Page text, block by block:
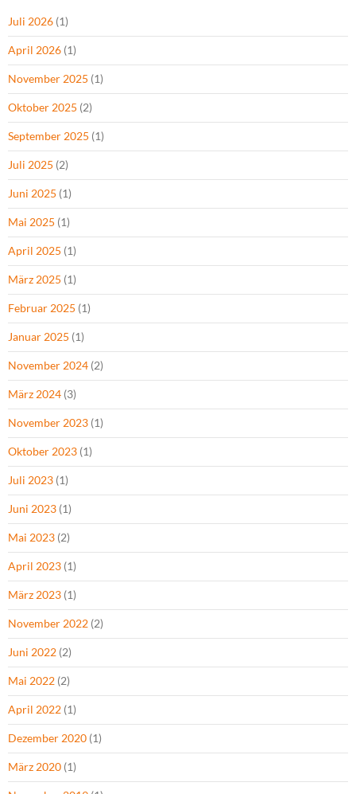
Juli 2026 (1)
April 2026 (1)
November 2025 (1)
Oktober 2025 (2)
September 2025 (1)
Juli 2025 (2)
Juni 2025 (1)
Mai 2025 (1)
April 2025 (1)
März 2025 (1)
Februar 2025 (1)
Januar 2025 (1)
November 2024 (2)
März 2024 (3)
November 2023 (1)
Oktober 2023 (1)
Juli 2023 (1)
Juni 2023 (1)
Mai 2023 (2)
April 2023 (1)
März 2023 (1)
November 2022 (2)
Juni 2022 (2)
Mai 2022 (2)
April 2022 (1)
Dezember 2020 (1)
März 2020 (1)